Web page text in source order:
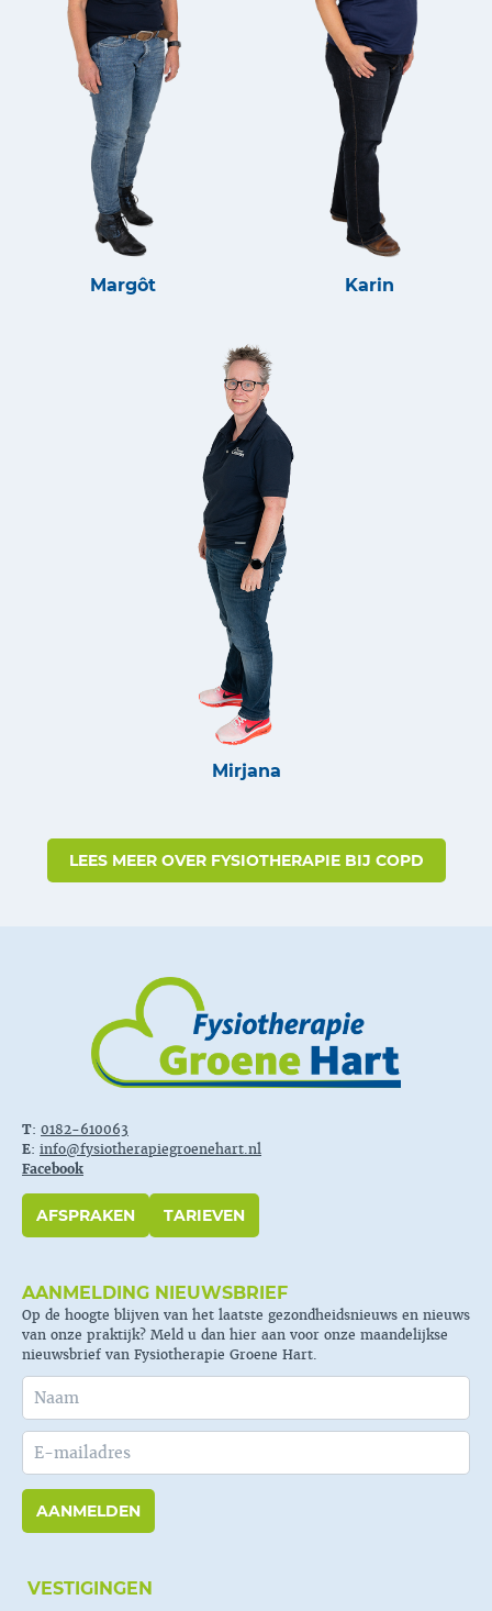
Margôt Karin
Mirjana
LEES MEER OVER FYSIOTHERAPIE BIJ COPD
T: 0182-610063
E: info@fysiotherapiegroenehart.nl
Facebook
AFSPRAKEN TARIEVEN
AANMELDING NIEUWSBRIEF
Op de hoogte blijven van het laatste gezondheidsnieuws en nieuws
van onze praktijk? Meld u dan hier aan voor onze maandelijkse
nieuwsbrief van Fysiotherapie Groene Hart.
AANMELDEN
VESTIGINGEN